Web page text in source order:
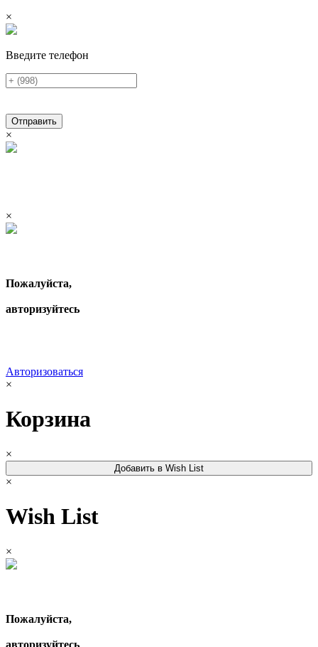
×
Введите телефон
Отправить
×
×
Пожалуйста,
авторизуйтесь
Авторизоваться
×
Корзина
×
Добавить в Wish List
×
Wish List
×
Пожалуйста,
авторизуйтесь